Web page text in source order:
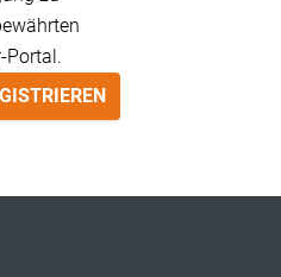
Portal.